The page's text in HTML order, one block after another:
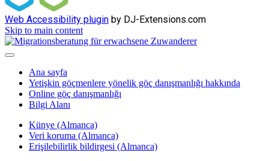
Web Accessibility plugin by DJ-Extensions.com
Skip to main content
Ana sayfa
Yetişkin göçmenlere yönelik göç danışmanlığı hakkında
Online göç danışmanlığı
Bilgi Alanı
Künye (Almanca)
Veri koruma (Almanca)
Erişilebilirlik bildirgesi (Almanca)